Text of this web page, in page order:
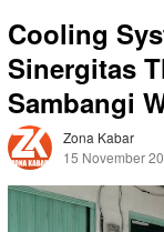
Cooling
Sinergitas
Sambangi
Zona Kabar
15 November